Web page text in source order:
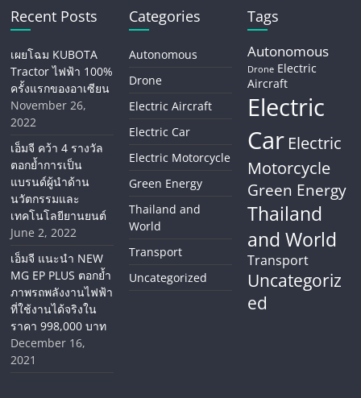
Recent Posts
เผยโฉม KUBOTA
Tractor ไฟฟ้า 100%
ครั้งแรกของอาเซียน
November 26,
2022
เอ็มจี คว้า 4 รางวัล
ตอกย้ำการเป็น
แบรนด์ผู้นำด้าน
นวัตกรรมและ
เทคโนโลยียานยนต์
June 2, 2022
เอ็มจี แนะนำ NEW
MG EP PLUS ตอกย้ำ
ภาพรถพลังงานไฟฟ้า
ที่ใช้งานได้จริงใน
ราคา 998,000 บาท
December 16,
2021
Categories
Autonomous
Drone
Electric Aircraft
Electric Car
Electric Motorcycle
Green Energy
Thailand and
World
Transport
Uncategorized
Tags
Autonomous
Drone Electric
Aircraft
Electric
Car Electric
Motorcycle
Green Energy
Thailand
and World
Transport
Uncategoriz
ed